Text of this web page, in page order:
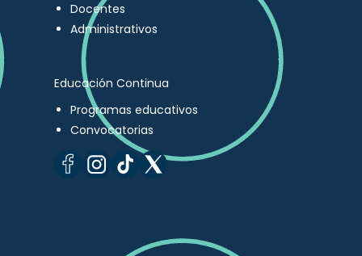
Docentes
Administrativos
Educación Continua
Programas educativos
Convocatorias